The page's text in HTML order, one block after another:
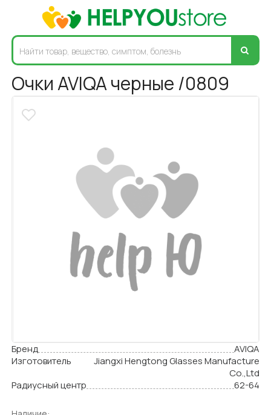
Очки AVIQA черные /0809
Бренд
AVIQA
Изготовитель
Jiangxi Hengtong Glasses Manufacture
Cо.,Ltd
Радиусный центр
62-64